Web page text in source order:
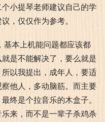
小提琴老师建议自己的学
，仅仅作为参考。
本上机能问题都应该都
是不能解决了，要么就是
以我提出，成年人，要适
他人，多动脑筋。而主要
终是个拉音乐的木盒子。
来，而不是一辈子杀鸡杀